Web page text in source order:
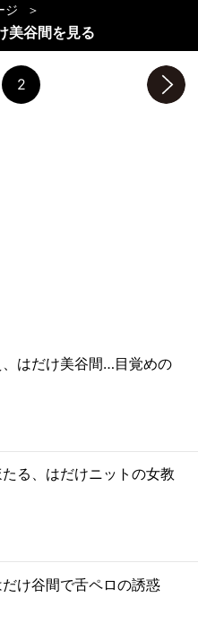
ジ
美谷間を見る
2
はだけ美谷間…目覚めの
る、はだけニットの女教
け谷間で舌ペロの誘惑